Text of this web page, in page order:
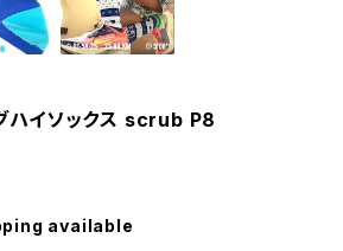
イソックス scrub P8
available